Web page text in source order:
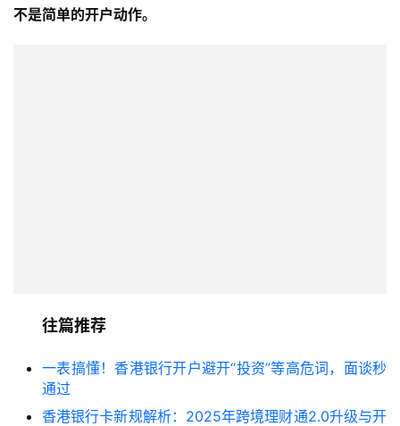
不是简单的开户动作。
往篇推荐
一表搞懂！香港银行开户避开“投资”等高危词，面谈秒
通过
香港银行卡新规解析：2025年跨境理财通2.0升级与开